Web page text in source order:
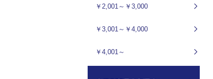
￥2,001～￥3,000
￥3,001～￥4,000
￥4,001～